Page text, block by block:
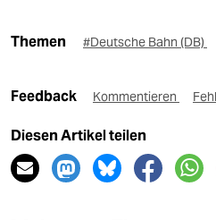
Themen #Deutsche Bahn (DB)
Feedback Kommentieren
Diesen Artikel teilen